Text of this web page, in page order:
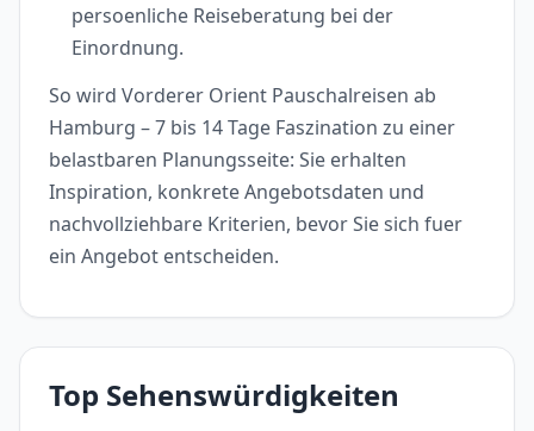
persoenliche Reiseberatung bei der
Einordnung.
So wird Vorderer Orient Pauschalreisen ab
Hamburg – 7 bis 14 Tage Faszination zu einer
belastbaren Planungsseite: Sie erhalten
Inspiration, konkrete Angebotsdaten und
nachvollziehbare Kriterien, bevor Sie sich fuer
ein Angebot entscheiden.
Top Sehenswürdigkeiten